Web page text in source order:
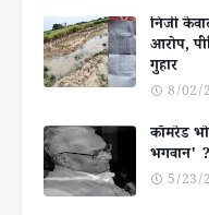
निजी
आरोप,
गुहार
8/02/
कॉमरेड
भगवान' ?
5/23/